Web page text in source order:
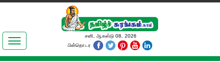
இலக்கியங்கள்
தமிழ் உலகம்
சனி, ஆகஸ்டு 08, 2026
பின்தொடர